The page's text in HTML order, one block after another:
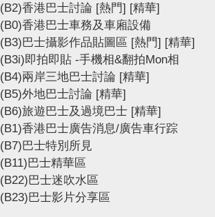
(B2)香港巴士討論 [熱門] [精華]
(B0)香港巴士車務及車廂設備
(B3)巴士攝影作品貼圖區 [熱門] [精華]
(B3i)即拍即貼 -手機相&翻拍Mon相
(B4)兩岸三地巴士討論 [精華]
(B5)外地巴士討論 [精華]
(B6)旅遊巴士及過境巴士 [精華]
(B1)香港巴士廣告消息/廣告車行踪
(B7)巴士特別所見
(B11)巴士精華區
(B22)巴士迷吹水區
(B23)巴士影片分享區